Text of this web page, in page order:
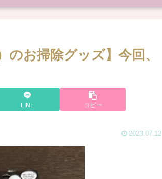
のお掃除グッズ】今回、
LINE コピー
2023.07.12